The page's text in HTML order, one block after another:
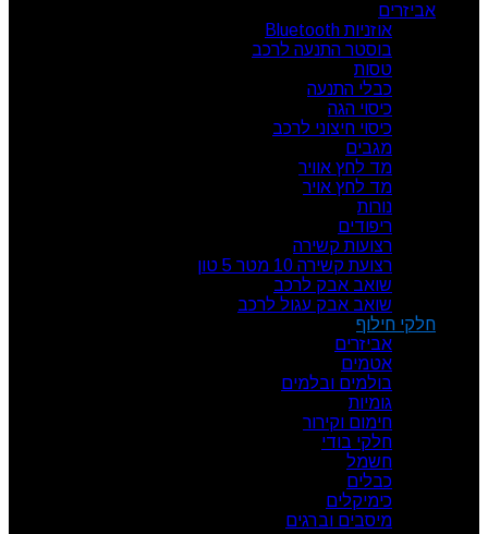
אביזרים
אוזניות Bluetooth
בוסטר התנעה לרכב
טסות
כבלי התנעה
כיסוי הגה
כיסוי חיצוני לרכב
מגבים
מד לחץ אוויר
מד לחץ אויר
נורות
ריפודים
רצועות קשירה
רצועת קשירה 10 מטר 5 טון
שואב אבק לרכב
שואב אבק עגול לרכב
חלקי חילוף
אביזרים
אטמים
בולמים ובלמים
גומיות
חימום וקירור
חלקי בודי
חשמל
כבלים
כימיקלים
מיסבים וברגים